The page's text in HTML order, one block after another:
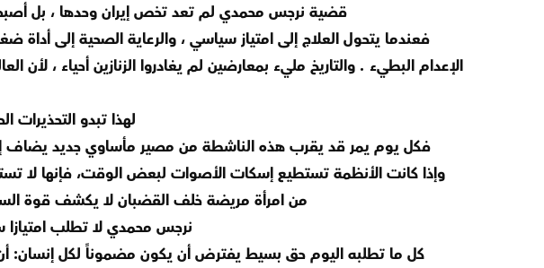
قضية نرجس محمدي لم تعد تخص إيران وحدها ، بل أصبحت
فعندما يتحول العلاج إلى امتياز سياسي ، والرعاية الصحية إلى
الإعدام البطيء . والتاريخ مليء بمعارضين لم يغادروا الزنازين أحياء ، لأن
لهذا تبدو
فكل يوم يمر قد يقرب هذه الناشطة من مصير مأساوي جديد
وإذا كانت الأنظمة تستطيع إسكات الأصوات لبعض الوقت، فإنها لا
من امرأة مريضة خلف القضبان لا يكشف قوة
نرجس محمدي لا تطلب
كل ما تطلبه اليوم حق بسيط يفترض أن يكون مضموناً لكل إنسان: